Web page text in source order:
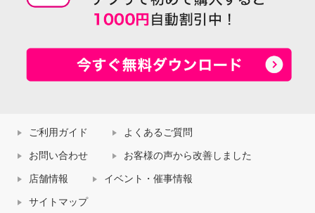
ご利用ガイド よくあるご質問
お問い合わせ お客様の声から改善しました
店舗情報 イベント・催事情報
サイトマップ